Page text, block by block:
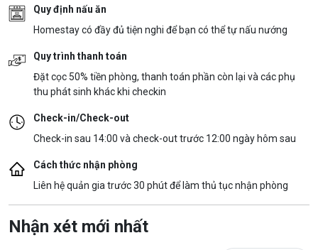
Quy định nấu ăn
Homestay có đầy đủ tiện nghi để bạn có thể tự nấu nướng
Quy trình thanh toán
Đặt cọc 50% tiền phòng, thanh toán phần còn lại và các phụ
thu phát sinh khác khi checkin
Check-in/Check-out
Check-in sau 14:00 và check-out trước 12:00 ngày hôm sau
Cách thức nhận phòng
Liên hệ quản gia trước 30 phút để làm thủ tục nhận phòng
Nhận xét mới nhất